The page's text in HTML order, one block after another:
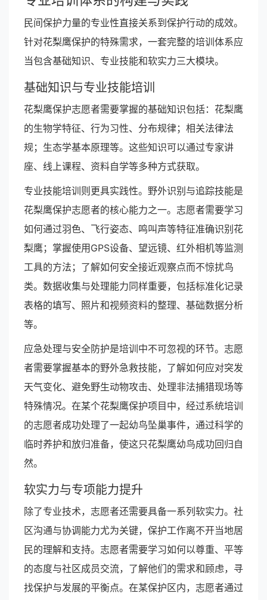
民间保护力量的专业性直接关系到保护行动的成效。
针对花梨鹰保护的特殊需求，一套完整的培训体系应
当包含基础知识、专业技能和软实力三大模块。
基础知识与专业技能培训
花梨鹰保护志愿者需要掌握的基础知识包括：花梨鹰
的生物学特征、行为习性、分布规律；相关法律法
规；生态学基本原理等。这些知识可以通过专家讲
座、线上课程、资料自学等多种方式获取。
专业技能培训则更具实践性。野外识别与追踪技能是
花梨鹰保护志愿者的核心能力之一。志愿者需要学习
如何通过羽色、飞行姿态、鸣叫声等特征准确识别花
梨鹰；掌握使用GPS设备、望远镜、红外相机等监测
工具的方法；了解如何安全接近观察点而不惊扰鸟
类。数据收集与处理能力同样重要，包括标准化记录
表格的填写、照片和视频资料的整理、基础数据分析
等。
应急处理与安全防护是培训中不可忽视的环节。志愿
者需要掌握基本的野外急救技能，了解如何应对突发
天气变化、避免野生动物攻击、处理非法捕猎现场等
特殊情况。在某个花梨鹰保护项目中，经过系统培训
的志愿者成功处理了一起幼鸟坠巢事件，通过科学的
临时养护和放归准备，使这只花梨鹰幼鸟成功回归自
然。
软实力与专项能力提升
除了专业技术，志愿者还需要具备一系列软实力。社
区沟通与协调能力尤为关键，保护工作离不开当地居
民的理解和支持。志愿者需要学习如何以尊重、平等
的态度与社区成员交流，了解他们的需求和顾虑，寻
找保护与发展的平衡点。在某保护区内，志愿者通过